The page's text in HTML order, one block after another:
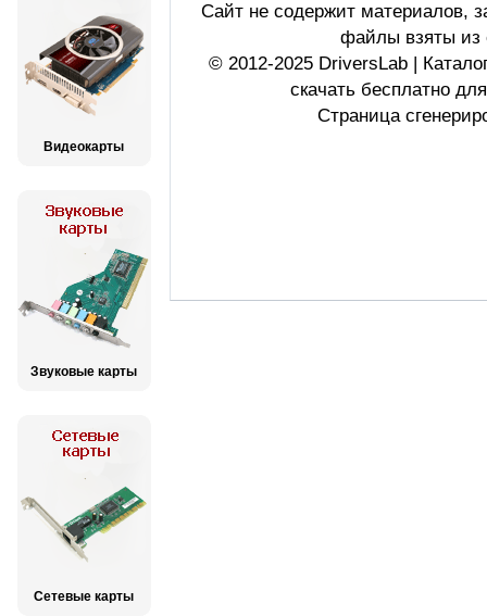
Видеокарты
Звуковые карты
Сетевые карты
Сайт не содержит материалов,
файлы взяты из
© 2012-2025 DriversLab |
скачать бесплатно
Страница